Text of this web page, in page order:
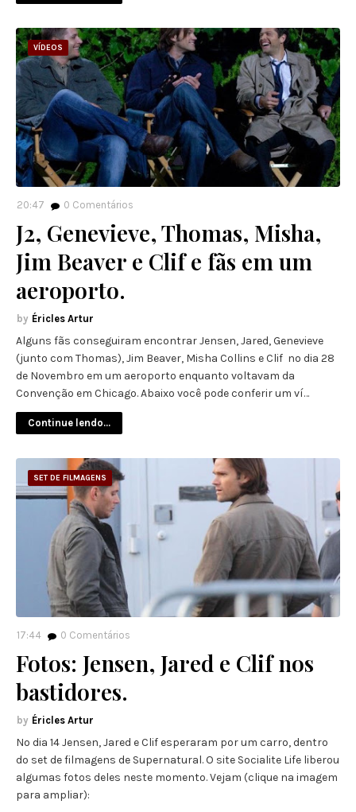
VÍDEOS
20:47 0 Comentários
J2, Genevieve, Thomas, Misha,
Jim Beaver e Clif e fãs em um
aeroporto.
Éricles Artur
Alguns fãs conseguiram encontrar Jensen, Jared, Genevieve
(junto com Thomas), Jim Beaver, Misha Collins e Clif no dia 28
de Novembro em um aeroporto enquanto voltavam da
Convenção em Chicago. Abaixo você pode conferir um ví…
Continue lendo...
SET DE FILMAGENS
17:44 0 Comentários
Fotos: Jensen, Jared e Clif nos
bastidores.
Éricles Artur
No dia 14 Jensen, Jared e Clif esperaram por um carro, dentro
do set de filmagens de Supernatural. O site Socialite Life liberou
algumas fotos deles neste momento. Vejam (clique na imagem
para ampliar):